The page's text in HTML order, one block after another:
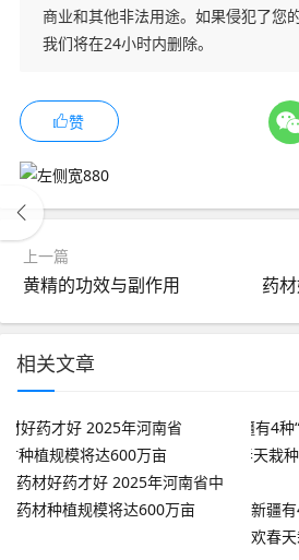
商业和其他非法用途。如果侵犯了您
我们将在24小时内删除。
赞
上一篇
黄精的功效与副作用
相关文章
药材好药才好 2025年河南省中
药材种植规模将达600万亩
新疆
欢春